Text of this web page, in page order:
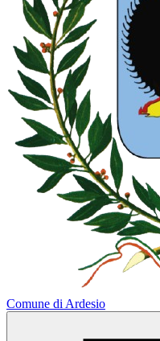
Comune di Ardesio